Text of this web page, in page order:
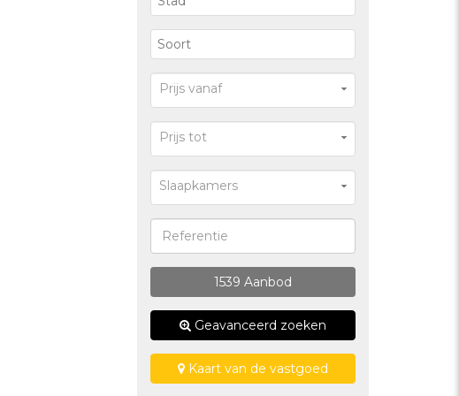
Prijs vanaf
Prijs tot
Slaapkamers
1539 Aanbod
Geavanceerd zoeken
Kaart van de vastgoed